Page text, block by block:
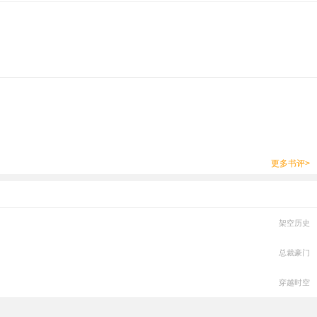
更多书评>
架空历史
总裁豪门
穿越时空